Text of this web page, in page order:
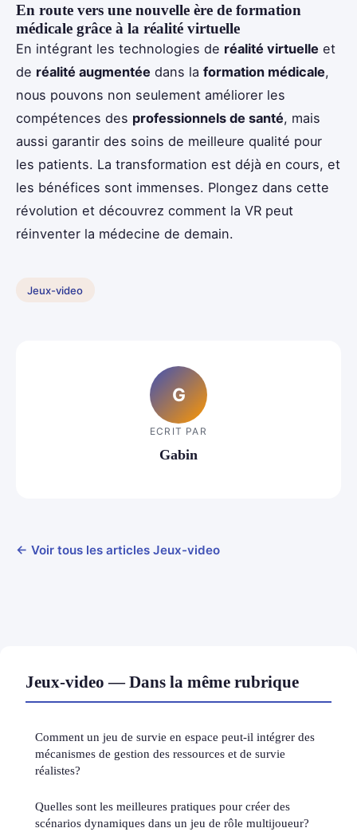
En route vers une nouvelle ère de formation
médicale grâce à la réalité virtuelle
En intégrant les technologies de réalité virtuelle et
de réalité augmentée dans la formation médicale,
nous pouvons non seulement améliorer les
compétences des professionnels de santé, mais
aussi garantir des soins de meilleure qualité pour
les patients. La transformation est déjà en cours, et
les bénéfices sont immenses. Plongez dans cette
révolution et découvrez comment la VR peut
réinventer la médecine de demain.
Jeux-video
G
ECRIT PAR
Gabin
← Voir tous les articles Jeux-video
Jeux-video — Dans la même rubrique
Comment un jeu de survie en espace peut-il intégrer des
mécanismes de gestion des ressources et de survie
réalistes?
Quelles sont les meilleures pratiques pour créer des
scénarios dynamiques dans un jeu de rôle multijoueur?